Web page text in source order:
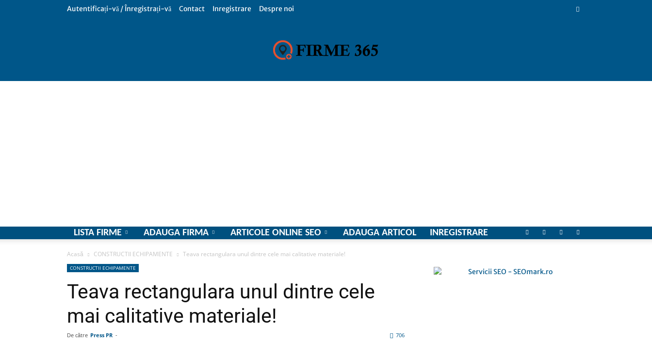
Autentificați-vă / Înregistrați-vă Contact Inregistrare Despre noi
LISTA FIRME ADAUGA FIRMA ARTICOLE ONLINE SEO ADAUGA ARTICOL INREGISTRARE
Acasă CONSTRUCTII ECHIPAMENTE Teava rectangulara unul dintre cele mai calitative materiale!
CONSTRUCTII ECHIPAMENTE
Teava rectangulara unul dintre cele
mai calitative materiale!
De către Press PR - 706